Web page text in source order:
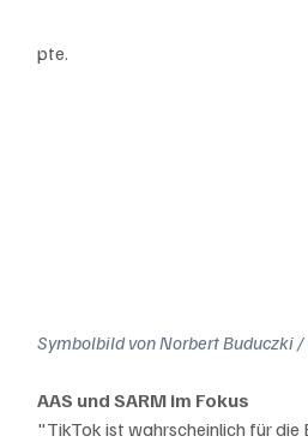
pte.
Symbolbild von Norbert Buduczki
AAS und SARM im Fokus
"TikTok ist wahrscheinlich für